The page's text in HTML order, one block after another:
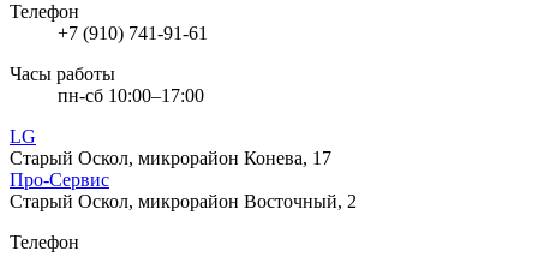
Телефон
+7 (910) 741-91-61
Часы работы
пн-сб 10:00–17:00
LG
Старый Оскол, микрорайон Конева, 17
Про-Сервис
Старый Оскол, микрорайон Восточный, 2
Телефон